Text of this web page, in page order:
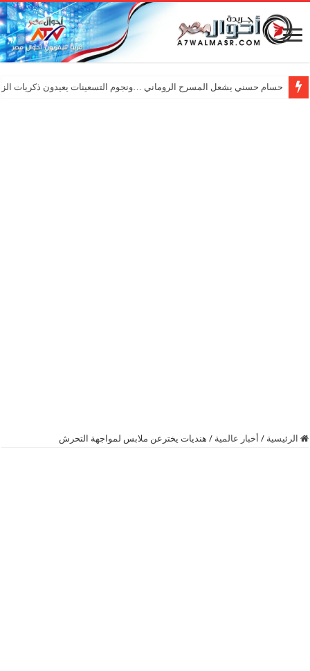
حسام حسني يشعل المسرح الروماني …ونجوم التسعينات يعيدون ذكريات
الرئيسية / أخبار عالمية / هنديات يخترعن ملابس لمواجهة التحرش